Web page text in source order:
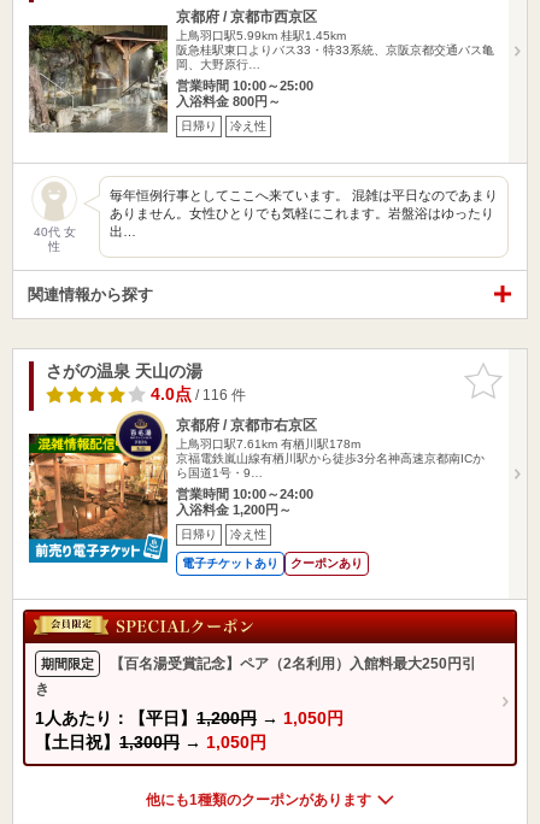
京都府 / 京都市西京区
上鳥羽口駅5.99km 桂駅1.45km
阪急桂駅東口よりバス33・特33系統、京阪京都交通バス亀
岡、大野原行…
営業時間 10:00～25:00
入浴料金 800円～
日帰り 冷え性
40代 女
性
毎年恒例行事としてここへ来ています。 混雑は平日なのであまり
ありません。女性ひとりでも気軽にこれます。岩盤浴はゆったり
出…
関連情報から探す
お気に入
りに追加
さがの温泉 天山の湯
4.0点/ 116 件
京都府 / 京都市右京区
上鳥羽口駅7.61km 有栖川駅178m
京福電鉄嵐山線有栖川駅から徒歩3分名神高速京都南ICか
ら国道1号・9…
営業時間 10:00～24:00
入浴料金 1,200円～
日帰り 冷え性
電子チケットあり クーポンあり
期間限定
【百名湯受賞記念】ペア（2名利用）入館料最大250円引
き
1人あたり：【平日】 1,200円 → 1,050円
【土日祝】 1,300円 → 1,050円
他にも1種類のクーポンがあります